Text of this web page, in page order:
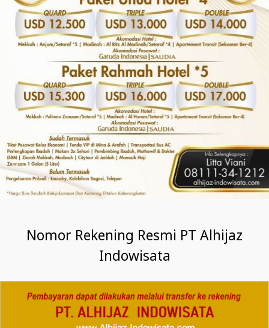
Nomor Rekening Resmi PT Alhijaz
Indowisata